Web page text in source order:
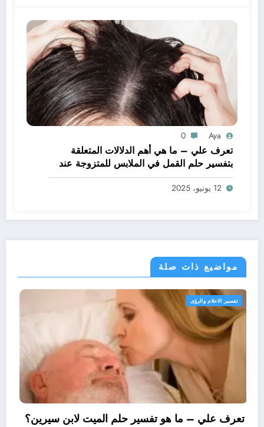
Aya
0
تعرف علي – ما هي أهم الدلالات المتعلقة
بتفسير حلم القمل في الملابس للمتزوجة عند
ابن سيرين؟ – بالتفصيل
12 يونيو، 2025
مواضيع ذات صلة
تفسير الاحلام والرؤى
تعرف علي – ما هو تفسير